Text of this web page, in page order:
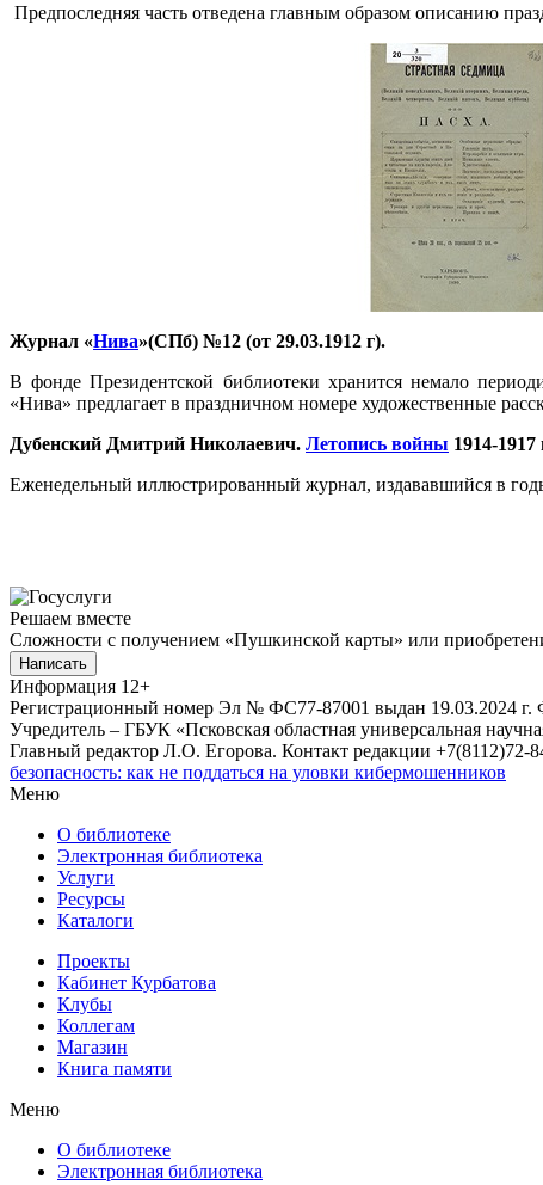
Предпоследняя часть отведена главным образом описанию
Журнал «Нива»(СПб) №12 (от 29.03.1912 г).
В фонде Президентской библиотеки хранится немало
«Нива» предлагает в праздничном номере художественные
Дубенский Дмитрий Николаевич. Летопись войны 1914-
Еженедельный иллюстрированный журнал, издававшийся в
Решаем вместе
Сложности с получением «Пушкинской карты» или
Написать
Информация 12+
Регистрационный номер Эл № ФС77-87001 выдан 19.03.2024 г.
Учредитель – ГБУК «Псковская областная универсальная
Главный редактор Л.О. Егорова. Контакт редакции +7(8112)72-
безопасность: как не поддаться на уловки кибермошенников
Меню
О библиотеке
Электронная библиотека
Услуги
Ресурсы
Каталоги
Проекты
Кабинет Курбатова
Клубы
Коллегам
Магазин
Книга памяти
Меню
О библиотеке
Электронная библиотека